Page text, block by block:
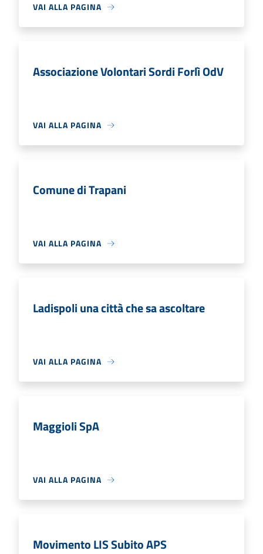
VAI ALLA PAGINA
Associazione Volontari Sordi Forlì OdV
VAI ALLA PAGINA
Comune di Trapani
VAI ALLA PAGINA
Ladispoli una città che sa ascoltare
VAI ALLA PAGINA
Maggioli SpA
VAI ALLA PAGINA
Movimento LIS Subito APS